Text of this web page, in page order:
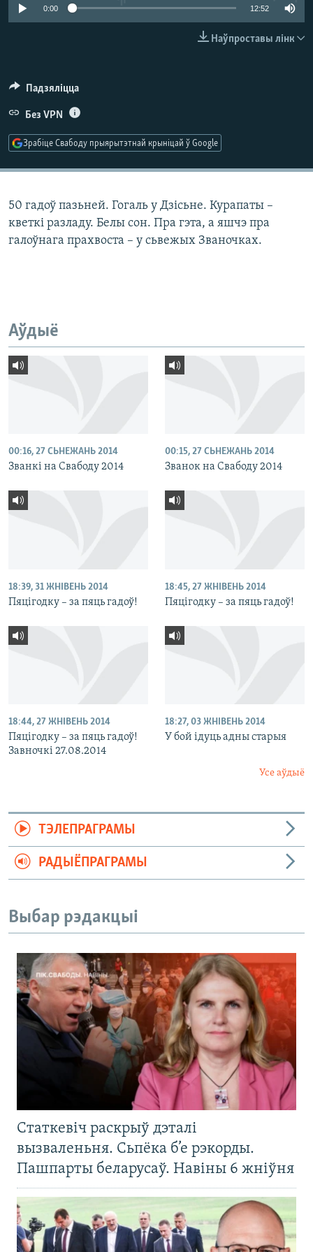
КУЛЬТУРА
МОВА0:00 12:52
Наўпроставы лінк
Падзяліцца
Без VPN
Зрабіце Свабоду прыярытэтнай крыніцай ў Google
50 гадоў пазьней. Гогаль у Дзісьне. Курапаты –
кветкі разладу. Белы сон. Пра гэта, а яшчэ пра
галоўнага прахвоста – у сьвежых Званочках.
Аўдыё
00:16, 27 СЬНЕЖАНЬ 2014
Званкі на Свабоду 2014
00:15, 27 СЬНЕЖАНЬ 2014
Званок на Свабоду 2014
18:39, 31 ЖНІВЕНЬ 2014
Пяцігодку – за пяць гадоў!
18:45, 27 ЖНІВЕНЬ 2014
Пяцігодку – за пяць гадоў!
18:44, 27 ЖНІВЕНЬ 2014
Пяцігодку – за пяць гадоў!
Завночкі 27.08.2014
18:27, 03 ЖНІВЕНЬ 2014
У бой ідуць адны старыя
Усе аўдыё
ТЭЛЕПРАГРАМЫ
РАДЫЁПРАГРАМЫ
Выбар рэдакцыі
Статкевіч раскрыў дэталі
вызваленьня. Сьпёка б’е рэкорды.
Пашпарты беларусаў. Навіны 6 жніўня